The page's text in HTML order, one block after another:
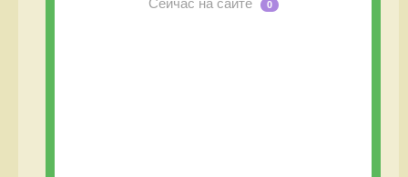
Сейчас на сайте 0